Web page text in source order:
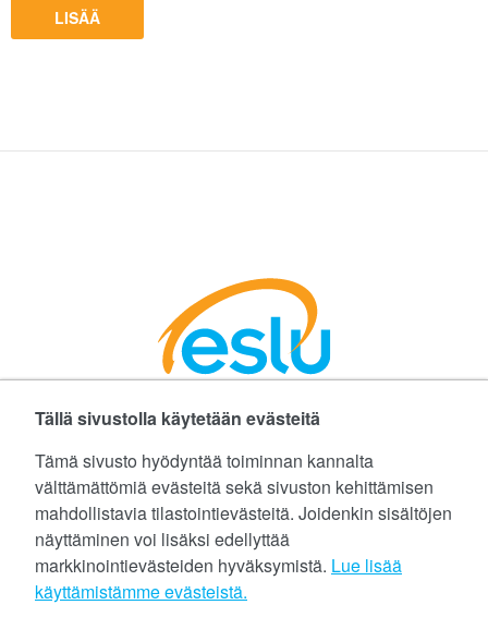
Tällä sivustolla käytetään evästeitä
Tämä sivusto hyödyntää toiminnan kannalta
välttämättömiä evästeitä sekä sivuston kehittämisen
mahdollistavia tilastointievästeitä. Joidenkin sisältöjen
näyttäminen voi lisäksi edellyttää
markkinointievästeiden hyväksymistä. Lue lisää
käyttämistämme evästeistä.​​​​​​
LISÄÄ
Facebookissa Instagramissa
©Etelä-Suomen Liikunta ja Urheilu ry
Tietoa evästeistä (cookies)
Yhteystiedot
Tietosuojaseloste